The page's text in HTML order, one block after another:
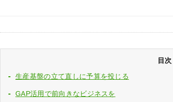
目次
生産基盤の立て直しに予算を投じる
GAP活用で前向きなビジネスを